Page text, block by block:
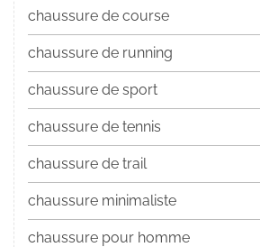
chaussure de course
chaussure de running
chaussure de sport
chaussure de tennis
chaussure de trail
chaussure minimaliste
chaussure pour homme